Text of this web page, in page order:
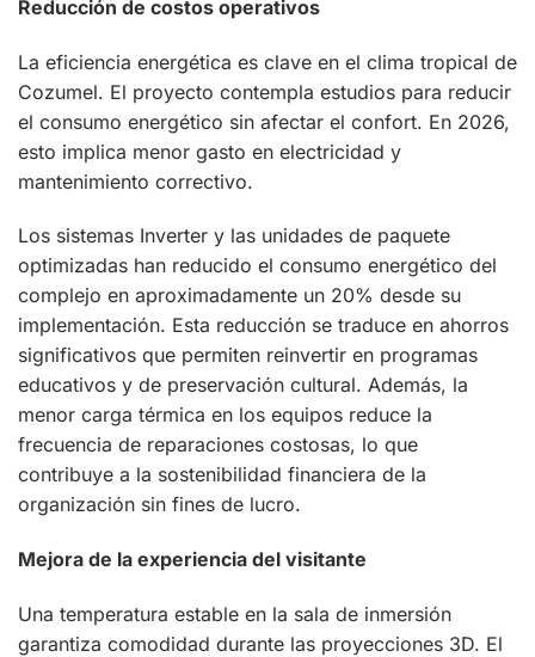
Reducción de costos operativos
La eficiencia energética es clave en el clima tropical de
Cozumel. El proyecto contempla estudios para reducir
el consumo energético sin afectar el confort. En 2026,
esto implica menor gasto en electricidad y
mantenimiento correctivo.
Los sistemas Inverter y las unidades de paquete
optimizadas han reducido el consumo energético del
complejo en aproximadamente un 20% desde su
implementación. Esta reducción se traduce en ahorros
significativos que permiten reinvertir en programas
educativos y de preservación cultural. Además, la
menor carga térmica en los equipos reduce la
frecuencia de reparaciones costosas, lo que
contribuye a la sostenibilidad financiera de la
organización sin fines de lucro.
Mejora de la experiencia del visitante
Una temperatura estable en la sala de inmersión
garantiza comodidad durante las proyecciones 3D. El